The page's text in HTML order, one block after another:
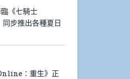
《七騎士
同步推出各種夏日
：重生》正